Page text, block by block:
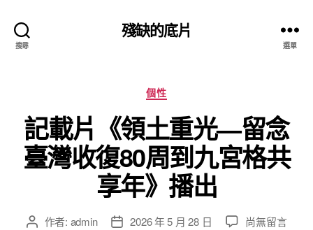
搜尋
殘缺的底片
選單
分
類
個性
記載片《領土重光—留念
臺灣收復80周到九宮格共
享年》播出
文 作者: admin
文 2026 年 5 月 28 日
在
尚無留言